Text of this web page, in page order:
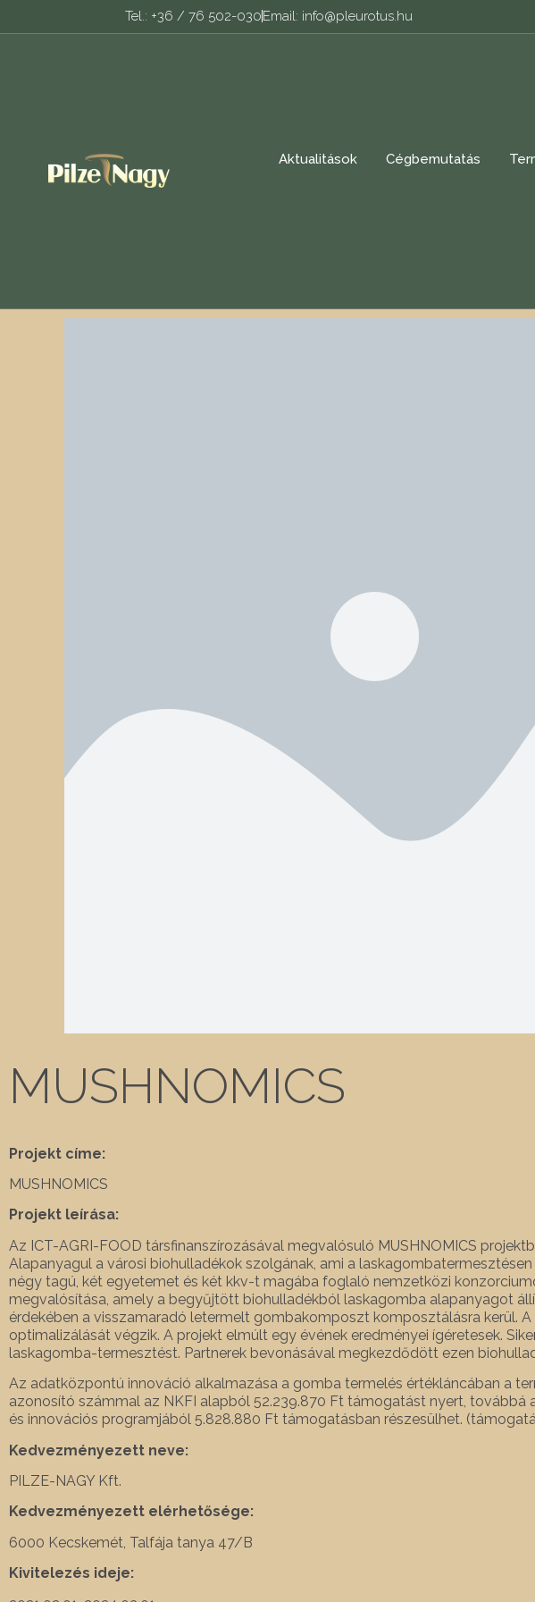
Tel.: +36 / 76 502-030 Email: info@pleurotus.hu
Aktualitások Cégbemutatás
MUSHNOMICS
Projekt címe:
MUSHNOMICS
Projekt leírása:
Az ICT-AGRI-FOOD társfinanszírozásával megvalósuló MUSHNOMICS
Alapanyagul a városi biohulladékok szolgának, ami a
négy tagú, két egyetemet és két kkv-t magába foglaló nemzetközi
megvalósítása, amely a begyűjtött biohulladékból laskagomba alapanyagot
érdekében a visszamaradó letermelt gombakomposzt komposztálásra kerül.
optimalizálását végzik. A projekt elmúlt egy évének eredményei ígéretesek.
laskagomba-termesztést. Partnerek bevonásával megkezdődött ezen
Az adatközpontú innováció alkalmazása a gomba termelés értékláncában a
azonosító számmal az NKFI alapból 52.239.870 Ft támogatást nyert,
és innovációs programjából 5.828.880 Ft támogatásban részesülhet.
Kedvezményezett neve:
PILZE-NAGY Kft.
Kedvezményezett elérhetősége:
6000 Kecskemét, Talfája tanya 47/B
Kivitelezés ideje: